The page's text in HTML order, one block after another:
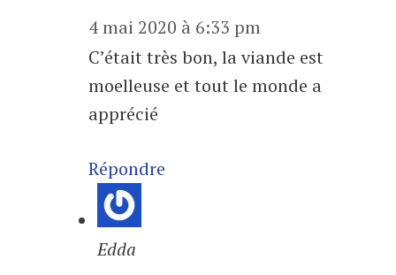
4 mai 2020 à 6:33 pm
C’était très bon, la viande est
moelleuse et tout le monde a
apprécié
Répondre
Edda